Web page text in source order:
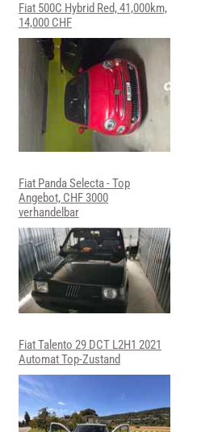
Fiat 500C Hybrid Red, 41,000km,
14,000 CHF
Fiat Panda Selecta - Top
Angebot, CHF 3000
verhandelbar
Fiat Talento 29 DCT L2H1 2021
Automat Top-Zustand